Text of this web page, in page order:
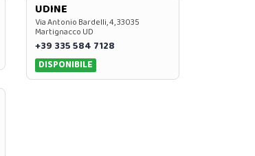
UDINE
Via Antonio Bardelli, 4, 33035
Martignacco UD
+39 335 584 7128
DISPONIBILE